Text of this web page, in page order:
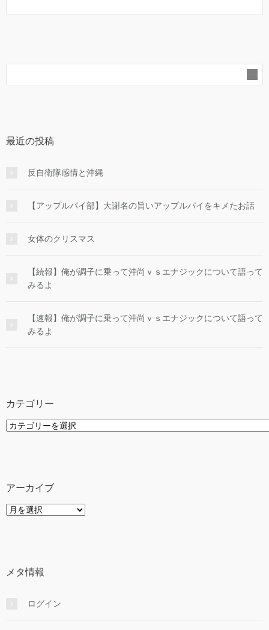
最近の投稿
反自衛隊感情と沖縄
【アップルパイ部】大謝名の旨いアップルパイをキメたお話
女体のクリスマス
【続報】俺が調子に乗って沖尚ｖｓエナジックについて語って
みるよ
【速報】俺が調子に乗って沖尚ｖｓエナジックについて語って
みるよ
カテゴリー
カ
アーカイブ
ア
メタ情報
ログイン